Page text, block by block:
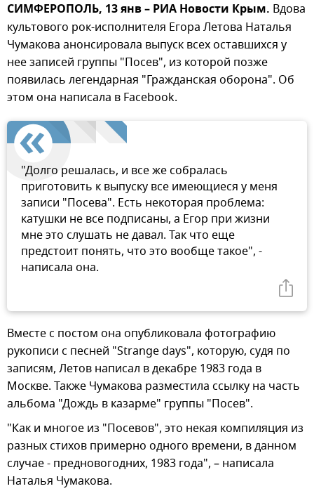
СИМФЕРОПОЛЬ, 13 янв – РИА Новости Крым. Вдова
культового рок-исполнителя Егора Летова Наталья
Чумакова анонсировала выпуск всех оставшихся у
нее записей группы "Посев", из которой позже
появилась легендарная "Гражданская оборона". Об
этом она написала в Facebook.
"Долго решалась, и все же собралась
приготовить к выпуску все имеющиеся у меня
записи "Посева". Есть некоторая проблема:
катушки не все подписаны, а Егор при жизни
мне это слушать не давал. Так что еще
предстоит понять, что это вообще такое", -
написала она.
Вместе с постом она опубликовала фотографию
рукописи с песней "Strange days", которую, судя по
записям, Летов написал в декабре 1983 года в
Москве. Также Чумакова разместила ссылку на часть
альбома "Дождь в казарме" группы "Посев".
"Как и многое из "Посевов", это некая компиляция из
разных стихов примерно одного времени, в данном
случае - предновогодних, 1983 года", – написала
Наталья Чумакова.